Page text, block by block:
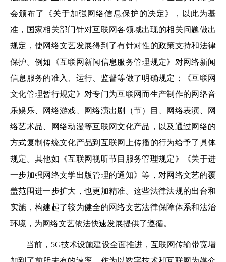
会颁布了《关于加强网络信息保护的决定》，以此为基
准，国家相关部门针对互联网各领域出现的相关问题做出
规定，使网络文艺发展得到了有针对性的政策支持和法律
保护。例如《互联网新闻信息服务管理规定》对网络新闻
信息服务的准入、运行、监督等做了明确规定；《互联网
文化管理暂行规定》对专门为互联网而生产制作的网络音
乐娱乐、网络游戏、网络演出剧（节）目、网络表演、网
络艺术品、网络动漫等互联网文化产品，以及通过网络的
方式复制传统文化产品到互联网上传播的行为给予了具体
规定。其他如《互联网视听节目服务管理规定》《关于进
一步加强网络文学出版管理的通知》等，对网络文艺的覆
盖范围进一步扩大，也更加精准。这些法律法规的出台和
实施，构建起了较为健全的网络文艺法律保障体系和法治
环境，为网络文艺依法快速发展提供了遵循。
当前，5G技术设施建设全面推进，互联网传输带宽增